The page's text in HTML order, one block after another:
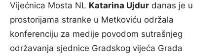
Vijećnica Mosta NL Katarina Ujdur danas je u
prostorijama stranke u Metkoviću održala
konferenciju za medije povodom sutrašnjeg
održavanja sjednice Gradskog vijeća Grada